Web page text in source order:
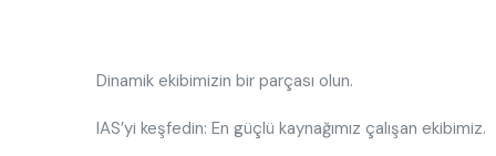
Dinamik ekibimizin bir parçası olun.
IAS’yi keşfedin: En güçlü kaynağımız çalışan ekibimiz.